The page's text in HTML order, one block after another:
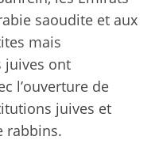
saoudite et aux
mais
juives ont
l’ouverture de
juives et
rabbins.